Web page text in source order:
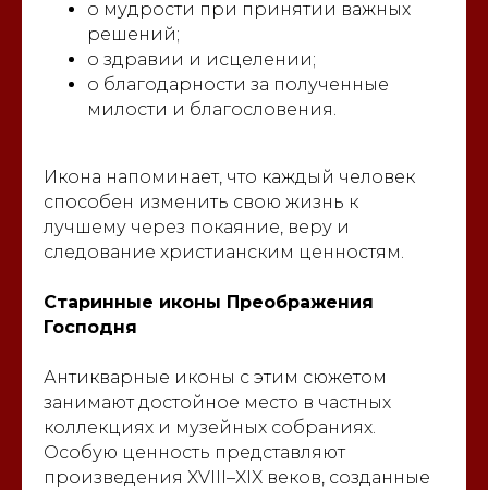
о мудрости при принятии важных
решений;
о здравии и исцелении;
о благодарности за полученные
милости и благословения.
Икона напоминает, что каждый человек
способен изменить свою жизнь к
лучшему через покаяние, веру и
следование христианским ценностям.
Старинные иконы Преображения
Господня
Антикварные иконы с этим сюжетом
занимают достойное место в частных
коллекциях и музейных собраниях.
Особую ценность представляют
произведения XVIII–XIX веков, созданные